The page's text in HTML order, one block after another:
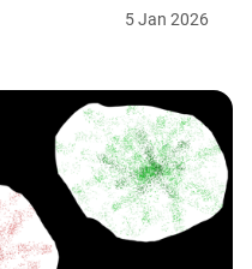
5Jan 2026